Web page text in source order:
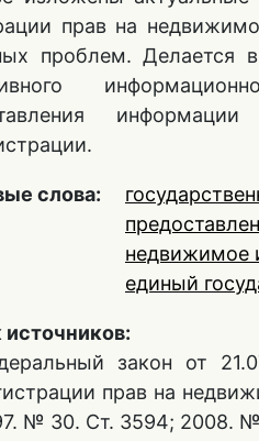
прав на
проблем. Делается
слова:
недвижимое
единый
закон от
прав на
№ 30. Ст. 3594; 2008.